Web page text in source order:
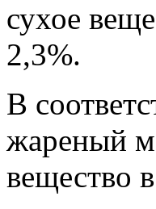
сухое
2,3%.
В
жареный
вещество